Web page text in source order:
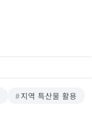
지역 특산물 활용